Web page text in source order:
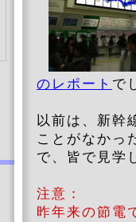
のレポート で
以前は、新幹
ことがなかっ
で、皆で見学
注意：
昨年来の節電